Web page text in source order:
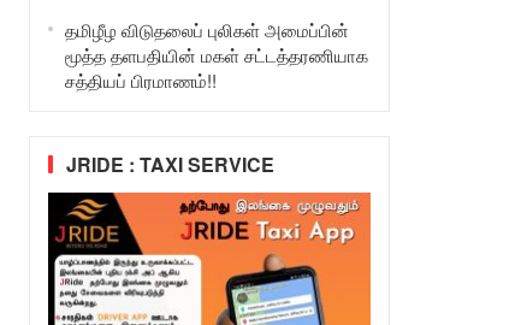
தமிழீழ விடுதலைப் புலிகள் அமைப்பின்
மூத்த தளபதியின் மகள் சட்டத்தரணியாக
சத்தியப் பிரமாணம்!!
JRIDE : TAXI SERVICE